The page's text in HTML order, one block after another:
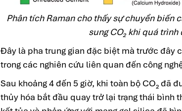
Phân tích Raman cho thấy sự chuyển biến
sung CO₂ khi quá trình
Đây là pha trung gian đặc biệt mà trước đây
trong các nghiên cứu liên quan đến công
Sau khoảng 4 đến 5 giờ, khi toàn bộ CO₂ đã
thủy hóa bắt đầu quay trở lại trạng thái bình